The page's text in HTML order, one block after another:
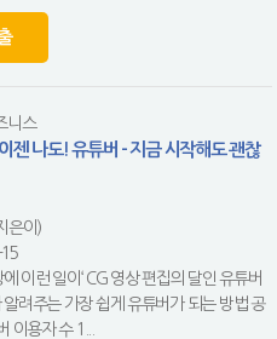
니스
젠 나도! 유튜버 - 지금 시작해도 괜찮
은이)
에 이런 일이‘ CG 영상 편집의 달인 유튜버
알려주는 가장 쉽게 유튜버가 되는 방법 공
이용자 수 1...